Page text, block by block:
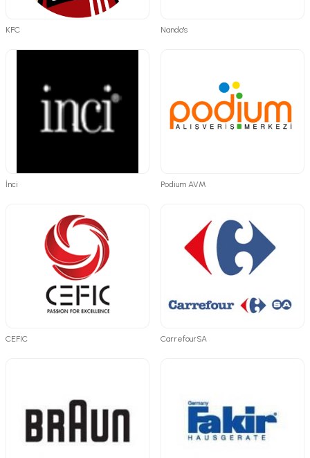
KFC Nando's
İnci Podium AVM
CEFIC CarrefourSA